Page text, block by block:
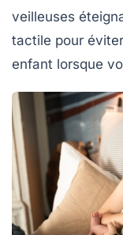
veilleuses
tactile pour
enfant lorsque